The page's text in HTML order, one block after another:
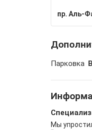
пр. Аль-
Парковка
Мы